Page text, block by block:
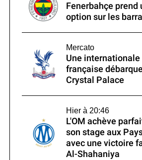
Fenerbahçe prend
option sur les
Mercato
Une internationale
française
Crystal Palace
Hier à 20:46
L'OM achève
son stage aux
avec une victoire
Al-Shahaniya